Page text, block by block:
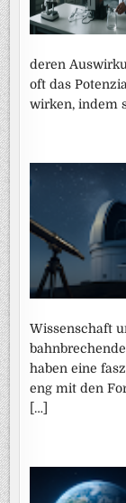
deren
oft das
wirken, indem
Wissenschaft
haben eine
eng mit den
[…]